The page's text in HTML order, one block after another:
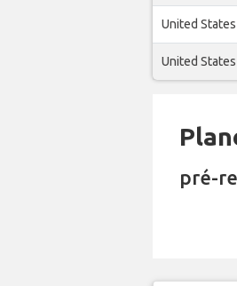
United States
United States
pré-